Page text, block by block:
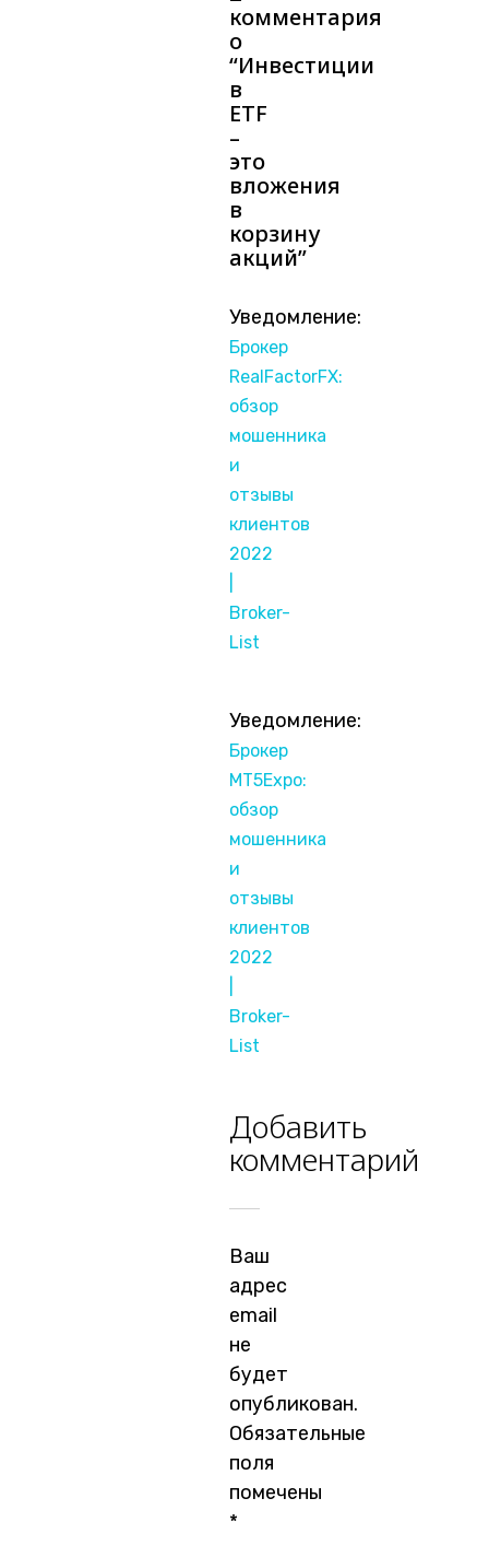
комментария
о
“Инвестиции
в
ETF
–
это
вложения
в
корзину
акций”
Уведомление:
Брокер
RealFactorFX:
обзор
мошенника
и
отзывы
клиентов
2022
Broker-
List
Уведомление:
Брокер
MT5Expo:
обзор
мошенника
и
отзывы
клиентов
2022
Broker-
List
Добавить
комментарий
Ваш
адрес
email
не
будет
опубликован.
Обязательные
поля
помечены
*